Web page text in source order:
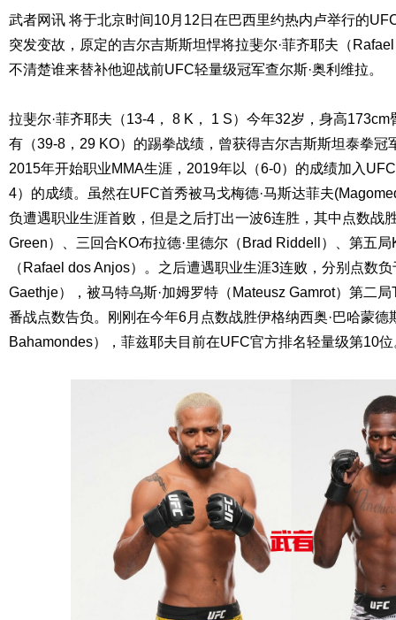
武者网讯 将于北京时间10月12日在巴西里约热内卢举行的
突发变故，原定的吉尔吉斯斯坦悍将拉斐尔·菲齐耶夫（
不清楚谁来替补他迎战前UFC轻量级冠军查尔斯·奥利维拉。
拉斐尔·菲齐耶夫（13-4， 8 K， 1 S）今年32岁，身高
有（39-8，29 KO）的踢拳战绩，曾获得吉尔吉斯斯坦泰拳冠
2015年开始职业MMA生涯，2019年以（6-0）的成绩加入
4）的成绩。虽然在UFC首秀被马戈梅德·马斯达菲夫
负遭遇职业生涯首败，但是之后打出一波6连胜，其中点数战
Green）、三回合KO布拉德·里德尔（Brad Riddell）、第五局
（Rafael dos Anjos）。之后遭遇职业生涯3连败，分别点数
Gaethje），被马特乌斯·加姆罗特（Mateusz Gamrot）第二
番战点数告负。刚刚在今年6月点数战胜伊格纳西奥·巴哈蒙德
Bahamondes），菲兹耶夫目前在UFC官方排名轻量级第10位